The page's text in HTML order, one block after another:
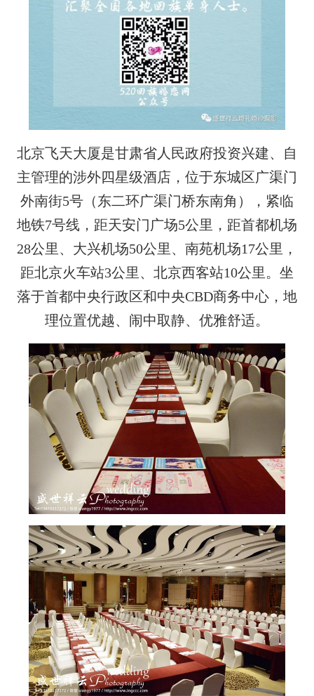
北京飞天大厦是甘肃省人民政府投资兴建、自
主管理的涉外四星级酒店，位于东城区广渠门
外南街5号（东二环广渠门桥东南角），紧临
地铁7号线，距天安门广场5公里， 距首都机场
28公里、大兴机场50公里、 南苑机场17公里 ，
距北京火车站3公里、 北京西客站10公里。坐
落于首都中央行政区和中央CBD商务中心， 地
理位置优越、闹中取静、优雅舒适。